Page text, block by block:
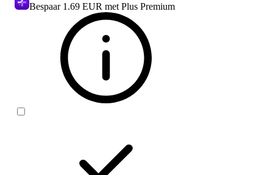
Bespaar 1.69 EUR met Plus Premium